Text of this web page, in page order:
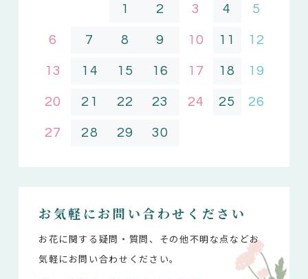
1 2 3 4 5
6 7 8 9 10 11 12
13 14 15 16 17 18 19
20 21 22 23 24 25 26
27 28 29 30
お気軽にお問い合わせください
お花に関する疑問・質問、その他不明な点などお
気軽にお問い合わせください。